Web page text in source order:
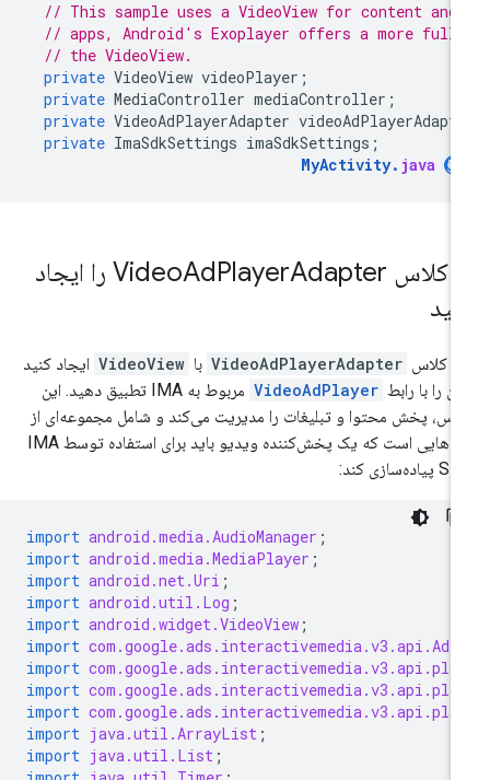
// This sample uses a VideoView for content
// apps, Android's Exoplayer offers a more
// the VideoView.
private VideoView videoPlayer
private MediaController mediaController
private VideoAdPlayerAdapter
private ImaSdkSettings imaSdkSettings
MyActivity.java
کلاس Video AdPlayer
Adapter را ایجاد
کلاس VideoAdPlayerAdapter با VideoView ایجاد کنید
را با رابط VideoAdPlayer
مربوط به IMA تطبیق دهید. این
پخش محتوا و تبلیغات را مدیریت می‌کند و شامل مجموعه‌ای از
متدهایی است که یک پخش‌کننده ویدیو باید برای استفاده توسط IMA
import android.media.AudioManager
import android.media.MediaPlayer
import android.net.Uri
import android.util.Log
import android.widget.VideoView
import
import
import
import
import java.util.ArrayList
import java.util.List